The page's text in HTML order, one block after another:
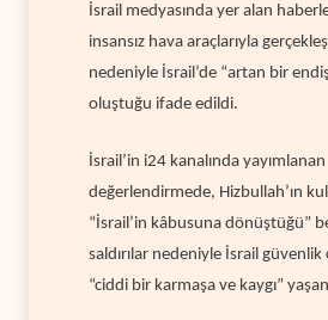
İsrail medyasında yer alan
insansız hava araçlarıyla
nedeniyle İsrail’de “artan bir
oluştuğu ifade edildi.
İsrail’in i24 kanalında yayımlanan
değerlendirmede, Hizbullah’ın
“İsrail’in kâbusuna dönüştüğü”
saldırılar nedeniyle İsrail
“ciddi bir karmaşa ve kaygı”